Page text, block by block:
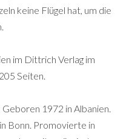
keine Flügel hat, um die
im Dittrich Verlag im
Seiten.
1972 in Albanien.
Bonn. Promovierte in